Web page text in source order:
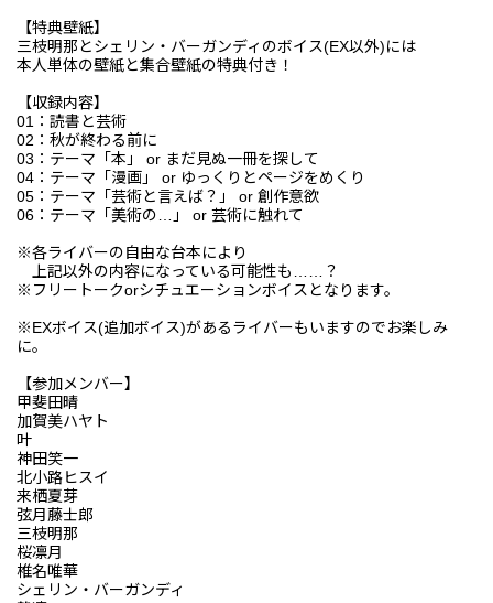
【特典壁紙】
三枝明那とシェリン・バーガンディのボイス(EX以外)には
本人単体の壁紙と集合壁紙の特典付き！
【収録内容】
01：読書と芸術
02：秋が終わる前に
03：テーマ「本」 or まだ見ぬ一冊を探して
04：テーマ「漫画」 or ゆっくりとページをめくり
05：テーマ「芸術と言えば？」 or 創作意欲
06：テーマ「美術の…」 or 芸術に触れて
※各ライバーの自由な台本により
上記以外の内容になっている可能性も……？
※フリートークorシチュエーションボイスとなります。
※EXボイス(追加ボイス)があるライバーもいますのでお楽しみ
に。
【参加メンバー】
甲斐田晴
加賀美ハヤト
叶
神田笑一
北小路ヒスイ
来栖夏芽
弦月藤士郎
三枝明那
桜凛月
椎名唯華
シェリン・バーガンディ